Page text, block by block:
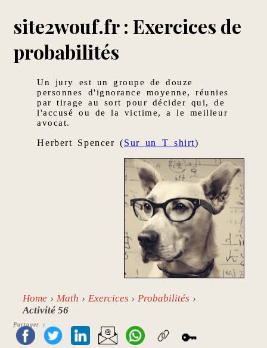
site2wouf.fr : Exercices de
probabilités
Un jury est un groupe de douze
personnes d'ignorance moyenne, réunies
par tirage au sort pour décider qui, de
l'accusé ou de la victime, a le meilleur
avocat.
Herbert Spencer (Sur un T shirt)
Home Math Exercices
Probabilités
Activité 56
Partager :
🔑